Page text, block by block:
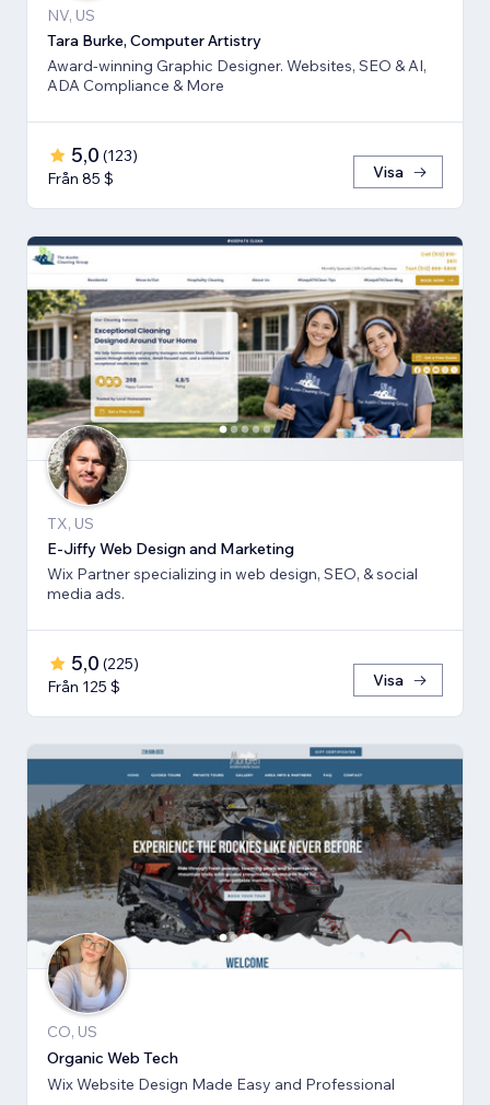
NV, US
Tara Burke, Computer Artistry
Award-winning Graphic Designer. Websites, SEO & AI,
ADA Compliance & More
5,0 (123)
Från 85 $
Visa
TX, US
E-Jiffy Web Design and Marketing
Wix Partner specializing in web design, SEO, & social
media ads.
5,0 (225)
Från 125 $
Visa
CO, US
Organic Web Tech
Wix Website Design Made Easy and Professional